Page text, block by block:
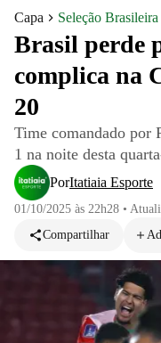
Capa Seleção Brasileira
Brasil perde
complica na
20
Time comandado por
1 na noite desta
PorItatiaia Esporte
01/10/2025 às 22h28 •
Compartilhar